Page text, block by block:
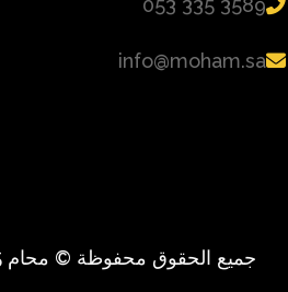
‪053 335 3589‬
info@moham.sa
جميع الحقوق محفوظة © محام 2025 | تصميم وتطوير شركة فيرتكس